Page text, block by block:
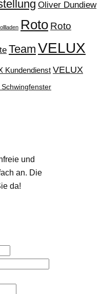
Oliver Dundiew
Roto Roto
Team VELUX
Kundendienst VELUX
Schwingfenster
und
an. Die
da!